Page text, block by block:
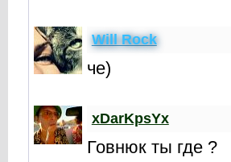
Will Rock
че)
xDarKpsYx
Говнюк ты где ?